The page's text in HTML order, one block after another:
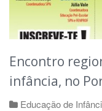
Encontro
infância, no
Educação de